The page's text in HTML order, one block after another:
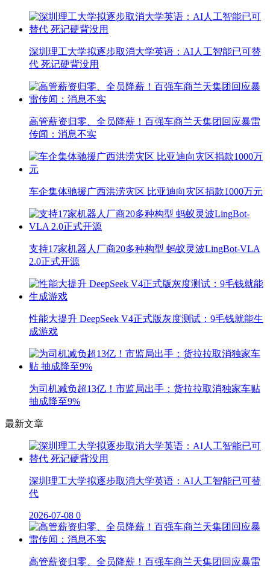
深圳理工大学拟逐步取消大学英语：AI人工智能已可替
代 死记硬背没用
高管薪资归零、全员降薪！百强车商兰天集团回应暴雷
传闻：消息不实
车企集体驰援广西洪涝灾区 比亚迪向灾区捐款1000万元
支持17家机器人厂商20多种构型 蚂蚁灵波LingBot-VLA
2.0正式开源
性能大提升 DeepSeek V4正式版灰度测试：9毛钱就能生
成游戏
为司机减负超13亿！市监局出手：货拉拉取消独家车贴
抽成降至9%
最新文章
深圳理工大学拟逐步取消大学英语：AI人工智能已可替
代
2026-07-08 0
高管薪资归零、全员降薪！百强车商兰天集团回应暴雷